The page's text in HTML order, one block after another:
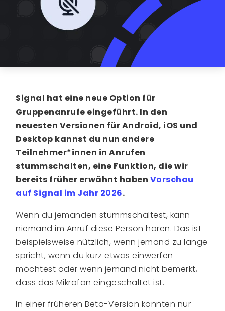
Signal hat eine neue Option für
Gruppenanrufe eingeführt. In den
neuesten Versionen für Android, iOS und
Desktop kannst du nun andere
Teilnehmer*innen in Anrufen
stummschalten, eine Funktion, die wir
bereits früher erwähnt haben Vorschau
auf Signal im Jahr 2026.
Wenn du jemanden stummschaltest, kann
niemand im Anruf diese Person hören. Das ist
beispielsweise nützlich, wenn jemand zu lange
spricht, wenn du kurz etwas einwerfen
möchtest oder wenn jemand nicht bemerkt,
dass das Mikrofon eingeschaltet ist.
In einer früheren Beta-Version konnten nur